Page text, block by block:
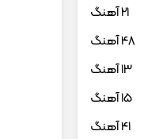
21 آهنگ
48 آهنگ
13 آهنگ
15 آهنگ
41 آهنگ